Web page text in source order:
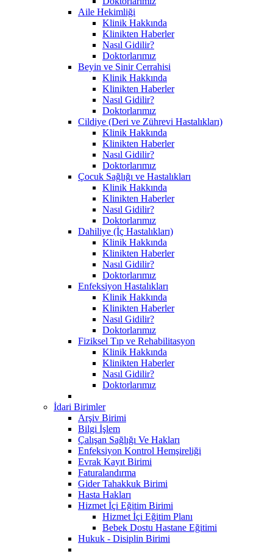
Aile Hekimliği
Klinik Hakkında
Klinikten Haberler
Nasıl Gidilir?
Doktorlarımız
Beyin ve Sinir Cerrahisi
Klinik Hakkında
Klinikten Haberler
Nasıl Gidilir?
Doktorlarımız
Cildiye (Deri ve Zührevi Hastalıkları)
Klinik Hakkında
Klinikten Haberler
Nasıl Gidilir?
Doktorlarımız
Çocuk Sağlığı ve Hastalıkları
Klinik Hakkında
Klinikten Haberler
Nasıl Gidilir?
Doktorlarımız
Dahiliye (İç Hastalıkları)
Klinik Hakkında
Klinikten Haberler
Nasıl Gidilir?
Doktorlarımız
Enfeksiyon Hastalıkları
Klinik Hakkında
Klinikten Haberler
Nasıl Gidilir?
Doktorlarımız
Fiziksel Tıp ve Rehabilitasyon
Klinik Hakkında
Klinikten Haberler
Nasıl Gidilir?
Doktorlarımız
İdari Birimler
Arşiv Birimi
Bilgi İşlem
Çalışan Sağlığı Ve Hakları
Enfeksiyon Kontrol Hemşireliği
Evrak Kayıt Birimi
Faturalandırma
Gider Tahakkuk Birimi
Hasta Hakları
Hizmet İçi Eğitim Birimi
Hizmet İçi Eğitim Planı
Bebek Dostu Hastane Eğitimi
Hukuk - Disiplin Birimi